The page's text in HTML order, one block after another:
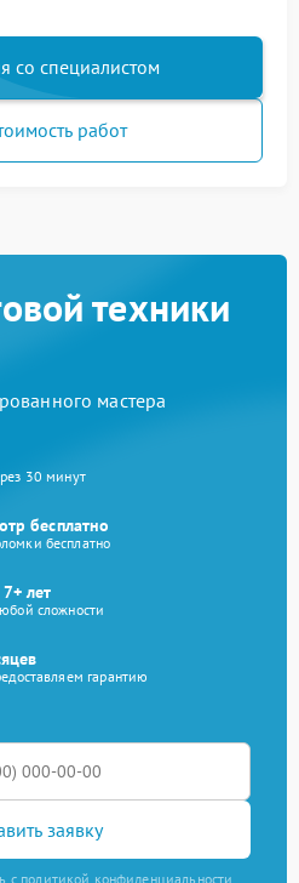
со специалистом
работ
техники
мастера
30 минут
бесплатно
бесплатно
лет
сложности
гарантию
заявку
с политикой конфиденциальности